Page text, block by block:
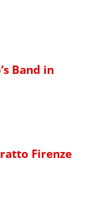
Band in
Firenze